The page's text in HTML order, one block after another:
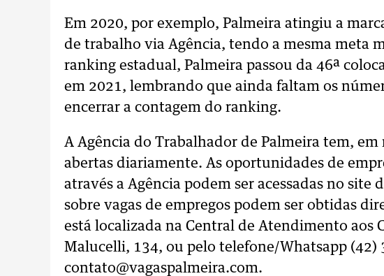
Em 2020, por exemplo, Palmeira atingiu a
de trabalho via Agência, tendo a mesma meta
ranking estadual, Palmeira passou da 46ª
em 2021, lembrando que ainda faltam os
encerrar a contagem do ranking.
A Agência do Trabalhador de Palmeira tem,
abertas diariamente. As oportunidades de
através a Agência podem ser acessadas no site
sobre vagas de empregos podem ser obtidas
está localizada na Central de Atendimento aos
Malucelli, 134, ou pelo telefone/Whatsapp (42)
contato@vagaspalmeira.com.